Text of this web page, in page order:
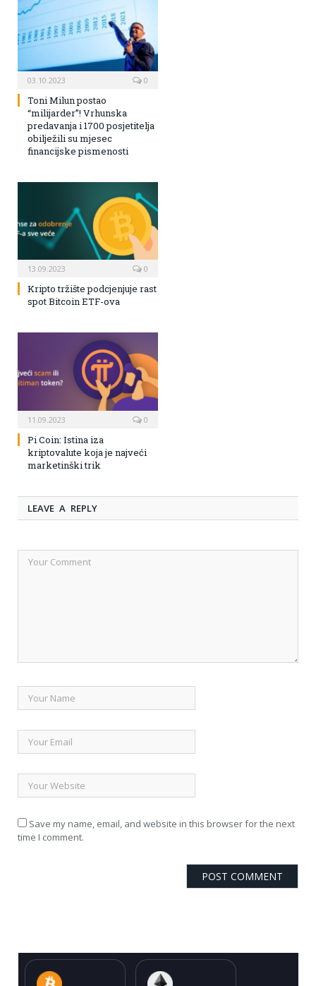
03.10.2023 0
Toni Milun postao
“milijarder”! Vrhunska
predavanja i 1700 posjetitelja
obilježili su mjesec
financijske pismenosti
13.09.2023 0
Kripto tržište podcjenjuje rast
spot Bitcoin ETF-ova
11.09.2023 0
Pi Coin: Istina iza
kriptovalute koja je najveći
marketinški trik
LEAVE A REPLY
Save my name, email, and website in this browser for the next
time I comment.